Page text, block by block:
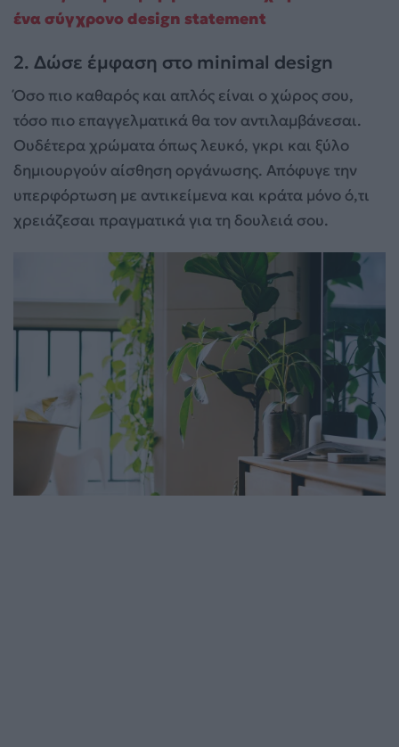
ένα σύγχρονο design statement
2. Δώσε έμφαση στο minimal design
Όσο πιο καθαρός και απλός είναι ο χώρος σου,
τόσο πιο επαγγελματικά θα τον αντιλαμβάνεσαι.
Ουδέτερα χρώματα όπως λευκό, γκρι και ξύλο
δημιουργούν αίσθηση οργάνωσης. Απόφυγε την
υπερφόρτωση με αντικείμενα και κράτα μόνο ό,τι
χρειάζεσαι πραγματικά για τη δουλειά σου.